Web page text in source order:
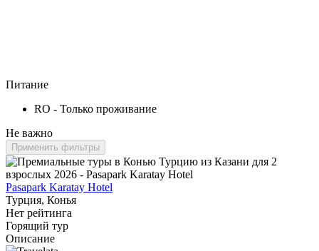
Питание
RO - Только проживание
Не важно
Применить фильтры
Pasapark Karatay Hotel
Турция, Конья
Нет рейтинга
Горящий тур
Описание